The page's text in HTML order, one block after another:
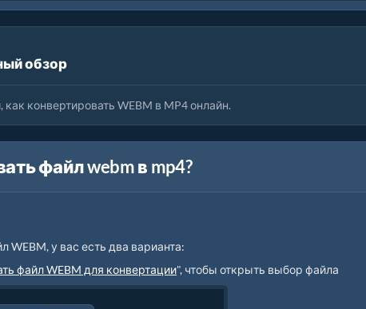
обзор
в MP4 за Секунды!
конвертировать WEBM в MP4 онлайн.
файл webm в mp4?
WEBM, у вас есть два варианта:
файл WEBM для конвертации", чтобы открыть выбор файла